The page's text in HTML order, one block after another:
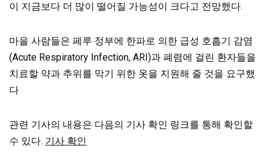
이 지금보다 더 많이 떨어질 가능성이 크다고 전망했다.
마을 사람들은 페루 정부에 한파로 의한 급성 호흡기 감염
(Acute Respiratory Infection, ARI)과 폐렴에 걸린 환자들을
치료할 약과 추위를 막기 위한 옷을 지원해 줄 것을 요구했
다
관련 기사의 내용은 다음의 기사 확인 링크를 통해 확인할
수 있다. 기사 확인